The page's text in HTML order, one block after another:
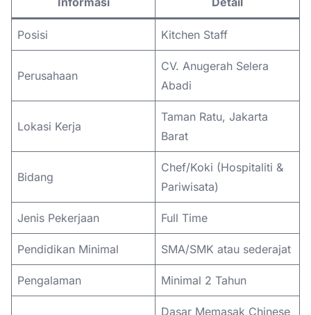
Posisi Kitchen Staff
Perusahaan
CV. Anugerah Selera
Abadi
Lokasi Kerja
Taman Ratu, Jakarta
Barat
Bidang
Chef/Koki (Hospitaliti &
Pariwisata)
Jenis Pekerjaan Full Time
Pendidikan Minimal SMA/SMK atau sederajat
Pengalaman Minimal 2 Tahun
Dasar Memasak Chinese